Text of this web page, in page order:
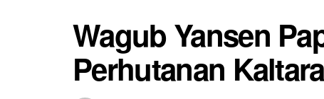
Wagub Yansen
Perhutanan Kaltara